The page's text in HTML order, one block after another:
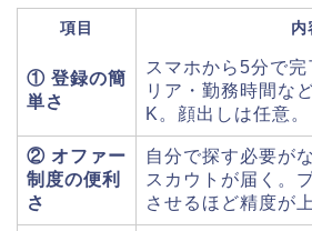
項目 内
① 登録の簡
単さ
スマホから5分で
リア・勤務時間な
K。顔出しは任意。
② オファー
制度の便利
さ
自分で探す必要が
スカウトが届く。
させるほど精度が